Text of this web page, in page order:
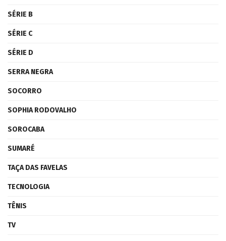
SÉRIE B
SÉRIE C
SÉRIE D
SERRA NEGRA
SOCORRO
SOPHIA RODOVALHO
SOROCABA
SUMARÉ
TAÇA DAS FAVELAS
TECNOLOGIA
TÊNIS
TV